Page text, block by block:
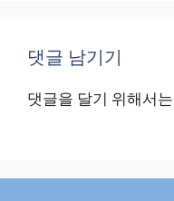
댓글 남기기
댓글을 달기 위해서는